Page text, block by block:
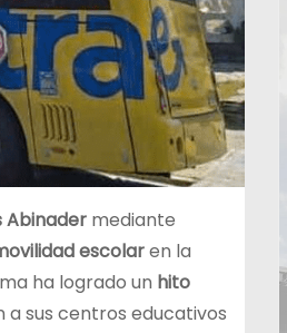
Abinader mediante
escolaren la
ha logrado un hito
a sus centros educativos